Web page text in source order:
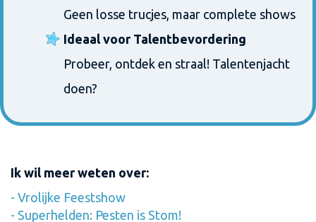
Geen losse trucjes, maar complete shows
Ideaal voor Talentbevordering
Probeer, ontdek en straal! Talentenjacht
doen?
Ik wil meer weten over:
- Vrolijke Feestshow
- Superhelden: Pesten is Stom!